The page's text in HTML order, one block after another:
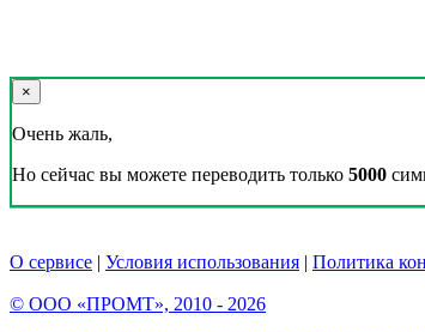
×
Очень жаль,
Но сейчас вы можете переводить только 5000
О сервисе | Условия использования | Политика
© ООО «ПРОМТ», 2010 - 2026